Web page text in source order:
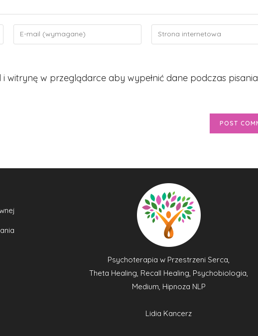
Enter
your
to
Enter
your
(optional)
witrynę w przeglądarce aby wypełnić dane podczas pisania
Psychoterapia w Przestrzeni Serca,
Theta Healing, Recall Healing, Psychobiologia,
Medium, Hipnoza NLP
Lidia Kancerz